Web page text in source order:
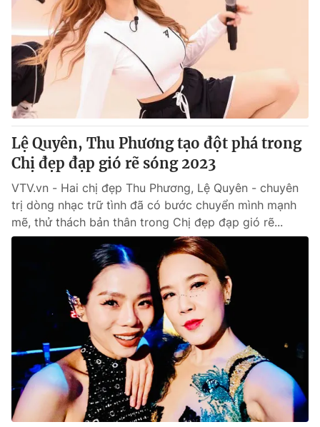
Lệ Quyên, Thu Phương tạo đột phá trong
Chị đẹp đạp gió rẽ sóng 2023
VTV.vn - Hai chị đẹp Thu Phương, Lệ Quyên - chuyên
trị dòng nhạc trữ tình đã có bước chuyển mình mạnh
mẽ, thử thách bản thân trong Chị đẹp đạp gió rẽ...